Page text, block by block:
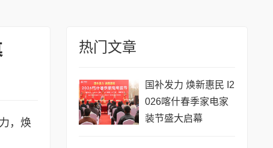
，焕
热门文章
国补发力 焕新惠民 I2
026喀什春季家电家
装节盛大启幕